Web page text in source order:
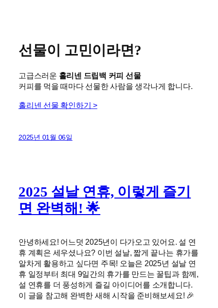
선물이 고민이라면?
고급스러운 홀리넨 드립백 커피 선물
커피를 먹을 때마다 선물한 사람을 생각나게 합니다.
홀리넨 선물 확인하기 >
2025년 01월 06일
2025 설날 연휴, 이렇게 즐기
면 완벽해! 🌟
안녕하세요! 어느덧 2025년이 다가오고 있어요. 설 연
휴 계획은 세우셨나요? 이번 설날, 짧게 끝나는 휴가를
알차게 활용하고 싶다면 주목! 오늘은 2025년 설날 연
휴 일정부터 최대 9일간의 휴가를 만드는 꿀팁과 함께,
설 연휴를 더 풍성하게 즐길 아이디어를 소개합니다.
이 글을 참고해 완벽한 새해 시작을 준비해보세요! 🎉